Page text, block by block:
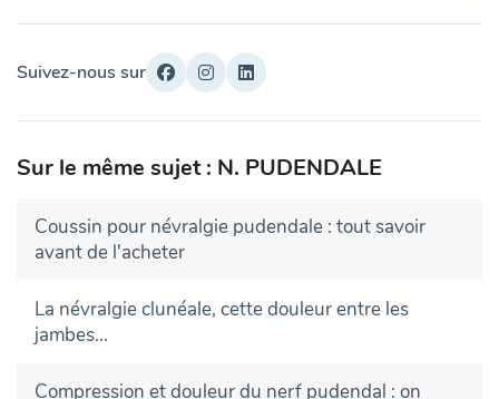
Suivez-nous sur
Sur le même sujet : N. PUDENDALE
Coussin pour névralgie pudendale : tout savoir
avant de l'acheter
La névralgie clunéale, cette douleur entre les
jambes...
Compression et douleur du nerf pudendal : on